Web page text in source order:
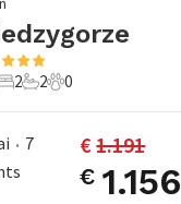
Schlafzimmer
2
2 Badezimmer
2
0 Haustiere
0
• 7
€ 1.191
€ 1.156